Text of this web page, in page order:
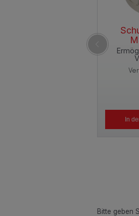
Schutzabdeckung
Ermöglicht ein schnelles
In
Bitte geben